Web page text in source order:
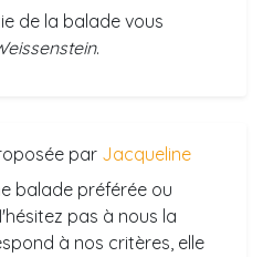
de la balade vous
.
par Jacqueline
balade préférée ou
pas à nous la
à nos critères, elle